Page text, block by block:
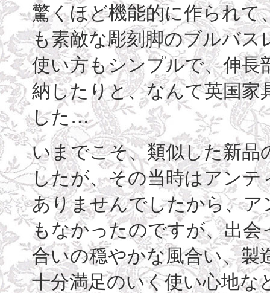
驚くほど機能的に作られ
も素敵な彫刻脚のブルバス
使い方もシンプルで、伸長
納したりと、なんて英国
した…
いまでこそ、類似した新
したが、その当時はアン
ありませんでしたから、
もなかったのですが、出
合いの穏やかな風合い、製
十分満足のいく使い心地な